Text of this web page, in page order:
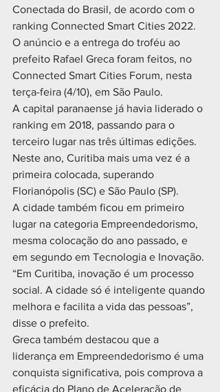
Conectada do Brasil, de acordo com o
ranking Connected Smart Cities 2022.
O anúncio e a entrega do troféu ao
prefeito Rafael Greca foram feitos, no
Connected Smart Cities Forum, nesta
terça-feira (4/10), em São Paulo.
A capital paranaense já havia liderado o
ranking em 2018, passando para o
terceiro lugar nas três últimas edições.
Neste ano, Curitiba mais uma vez é a
primeira colocada, superando
Florianópolis (SC) e São Paulo (SP).
A cidade também ficou em primeiro
lugar na categoria Empreendedorismo,
mesma colocação do ano passado, e
em segundo em Tecnologia e Inovação.
“Em Curitiba, inovação é um processo
social. A cidade só é inteligente quando
melhora e facilita a vida das pessoas”,
disse o prefeito.
Greca também destacou que a
liderança em Empreendedorismo é uma
conquista significativa, pois comprova a
eficácia do Plano de Aceleração de